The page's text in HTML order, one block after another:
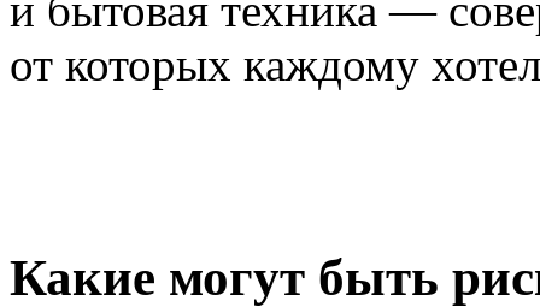
от которых каждому
Какие могут быть